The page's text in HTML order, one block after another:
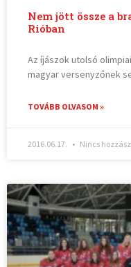
Nem jött össze a
Rióban
Az íjászok utolsó
magyar versenyzőnek
TOVÁBB OLVASOM »
2016.06.17. Nincs